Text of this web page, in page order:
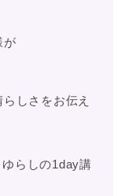
が
しさをお伝え
ゆらしの1day講